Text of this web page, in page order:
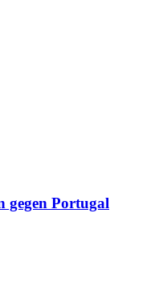
gegen Portugal